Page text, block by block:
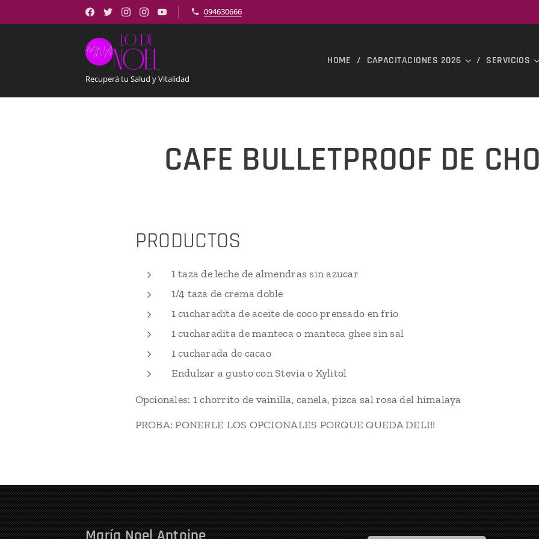
094630666
Recuperá tu Salud y Vitalidad
HOME CAPACITACIONES 2026 SERVICIOS
CAFE BULLETPROOF DE
PRODUCTOS
1 taza de leche de almendras sin azucar
1/4 taza de crema doble
1 cucharadita de aceite de coco prensado en frío
1 cucharadita de manteca o manteca ghee sin sal
1 cucharada de cacao
Endulzar a gusto con Stevia o Xylitol
Opcionales: 1 chorrito de vainilla, canela, pizca sal rosa del himalaya
PROBA: PONERLE LOS OPCIONALES PORQUE QUEDA DELI!!